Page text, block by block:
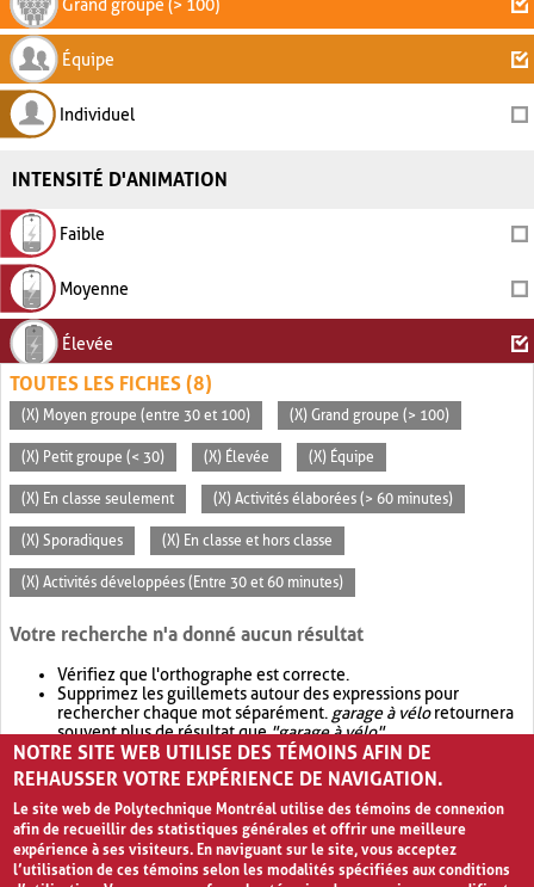
Grand groupe (> 100)
Équipe
Individuel
INTENSITÉ D'ANIMATION
Faible
Moyenne
Élevée
TOUTES LES FICHES (8)
(X) Moyen groupe (entre 30 et 100) (X) Grand groupe (> 100)
(X) Petit groupe (< 30) (X) Élevée (X) Équipe
(X) En classe seulement (X) Activités élaborées (> 60 minutes)
(X) Sporadiques (X) En classe et hors classe
(X) Activités développées (Entre 30 et 60 minutes)
Votre recherche n'a donné aucun résultat
Vérifiez que l'orthographe est correcte.
Supprimez les guillemets autour des expressions pour
rechercher chaque mot séparément. garage à véloretournera
souvent plus de résultat que"garage à vélo".
Envisagez d'élargir votre recherche avec OR.garage OR vélo
retournera souvent plus de résultat quegarage à vélo
NOTRE SITE WEB UTILISE DES TÉMOINS AFIN DE
REHAUSSER VOTRE EXPÉRIENCE DE NAVIGATION.
Le site web de Polytechnique Montréal utilise des témoins de connexion
afin de recueillir des statistiques générales et offrir une meilleure
expérience à ses visiteurs. En naviguant sur le site, vous acceptez
l’utilisation de ces témoins selon les modalités spécifiées aux conditions